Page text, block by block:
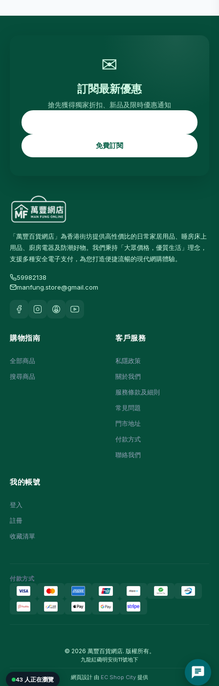
✉
訂閱最新優惠
搶先獲得獨家折扣、新品及限時優惠通知
免費訂閱
「萬豐百貨網店」為香港街坊提供高性價比的日常家居用品、睡房床上
用品、廚房電器及防潮好物。我們秉持「大眾價格，優質生活」理念，
支援多種安全電子支付，為您打造便捷流暢的現代網購體驗。
59982138
manfung.store@gmail.com
購物指南
全部商品
搜尋商品
客戶服務
私隱政策
關於我們
服務條款及細則
常見問題
門市地址
付款方式
聯絡我們
我的帳號
登入
註冊
收藏清單
付款方式
© 2026 萬豐百貨網店. 版權所有。
九龍紅磡明安街11號地下
網頁設計 由 EC Shop City 提供
43 人正在瀏覽